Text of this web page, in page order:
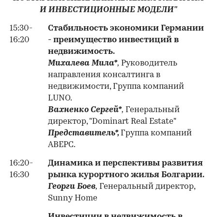
И ИНВЕСТИЦИОННЫЕ МОДЕЛИ"
15:30-
16:20
Стабильность экономики Германии
- преимущество инвестиций в
недвижимость.
Михалева Мила*, Руководитель
направления консалтинга в
недвижимости, Группа компаний
LUNO.
Вахненко Сергей*, Генеральный
директор, "Dominart Real Estate"
Представитель*, Группа компаний
АВЕРС.
16:20-
16:30
Динамика и перспективы развития
рынка курортного жилья Болгарии.
Георги Боев, Генеральный директор,
Sunny Home